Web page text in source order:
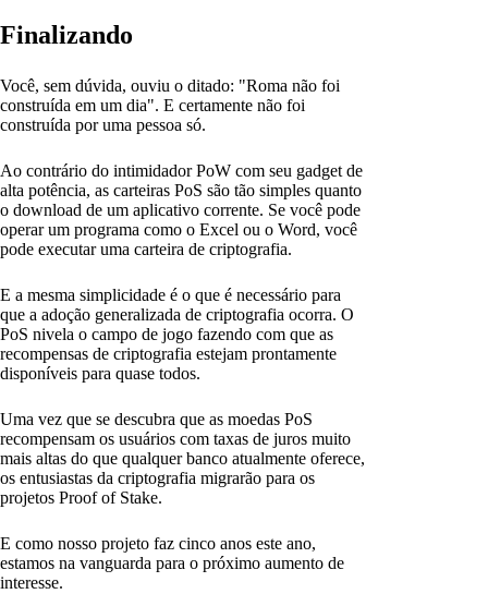
Finalizando
Você, sem dúvida, ouviu o ditado: "Roma não foi
construída em um dia". E certamente não foi
construída por uma pessoa só.
Ao contrário do intimidador PoW com seu gadget de
alta potência, as carteiras PoS são tão simples quanto
o download de um aplicativo corrente. Se você pode
operar um programa como o Excel ou o Word, você
pode executar uma carteira de criptografia.
E a mesma simplicidade é o que é necessário para
que a adoção generalizada de criptografia ocorra. O
PoS nivela o campo de jogo fazendo com que as
recompensas de criptografia estejam prontamente
disponíveis para quase todos.
Uma vez que se descubra que as moedas PoS
recompensam os usuários com taxas de juros muito
mais altas do que qualquer banco atualmente oferece,
os entusiastas da criptografia migrarão para os
projetos Proof of Stake.
E como nosso projeto faz cinco anos este ano,
estamos na vanguarda para o próximo aumento de
interesse.